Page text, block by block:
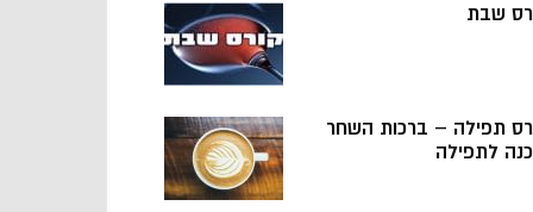
שבת
תפילה – ברכות השחר
לתפילה